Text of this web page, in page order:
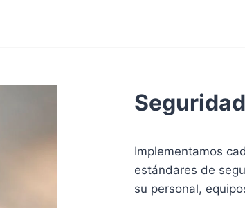
Implementamos
estándares de
su personal,